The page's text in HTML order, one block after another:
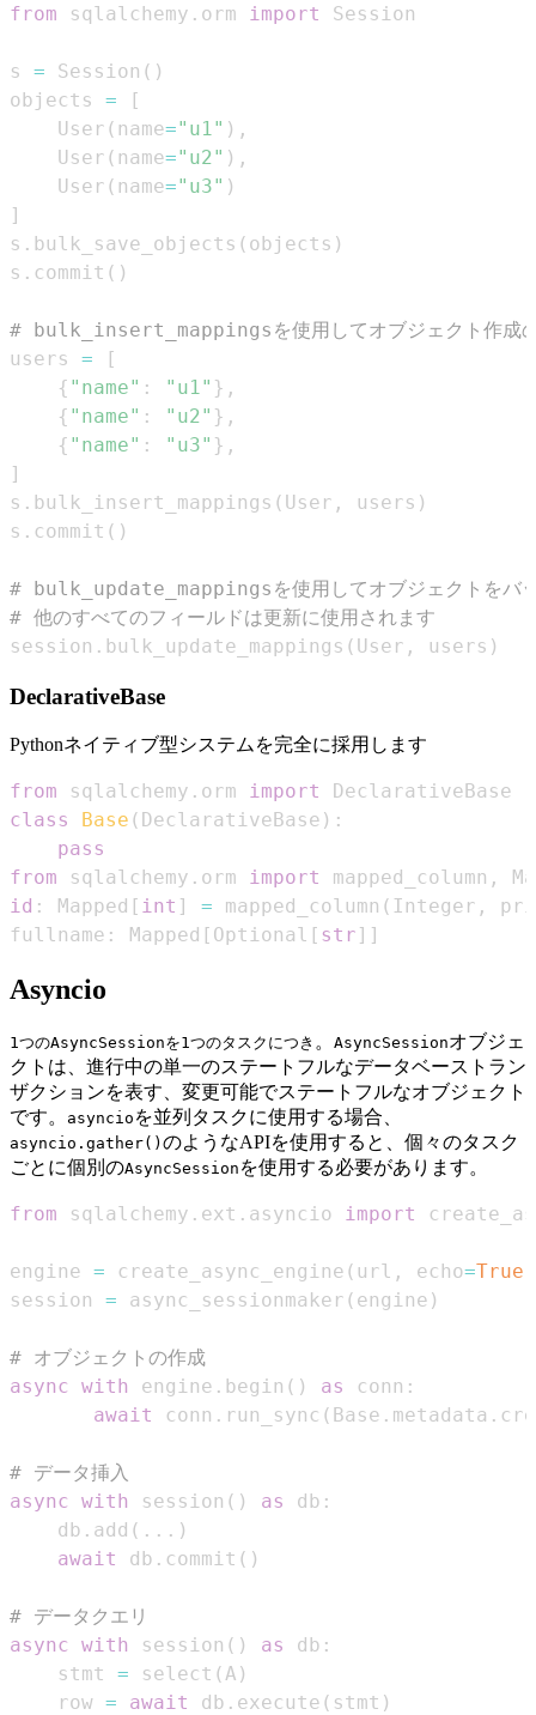
from sqlalchemy . orm import
s = Session ( )
objects =
[
    User
( name="u1" ) ,
    User
( name="u2" ) ,
    User
( name="u3" )
]
s . bulk_save_objects ( objects )
s . commit ( )
# bulk_insert_mappingsを使用してオブジェクト作成の
users =
[
{ "name" : "u1" } ,
{ "name" : "u2" } ,
{ "name" : "u3" } ,
]
s . bulk_insert_mappings ( User , users )
s . commit ( )
# bulk_update_mappingsを使用してオブジェクトをバ
# 他のすべてのフィールドは更新に使用されます
session . bulk_update_mappings ( User , users )
DeclarativeBase
Pythonネイティブ型システムを完全に採用します
from sqlalchemy . orm import
class
Base ( DeclarativeBase ) :
pass
from sqlalchemy . orm import mapped_column ,
id : Mapped [ int ] = mapped_column ( Integer ,
fullname : Mapped [ Optional [ str ] ]
Asyncio
1つのAsyncSessionを1つのタスクにつき 。 AsyncSessionオブジェ
クトは、進行中の単一のステートフルなデータベーストラン
ザクションを表す、変更可能でステートフルなオブジェクト
です。
asyncio を並列タスクに使用する場合、
asyncio.gather() のようなAPIを使用すると、個々のタスク
ごとに個別のAsyncSession を使用する必要があります。
from sqlalchemy . ext . asyncio import
engine = create_async_engine ( url , echo=True
session = async_sessionmaker ( engine )
# オブジェクトの作成
async with engine . begin ( ) as conn :
await
conn . run_sync ( Base . metadata .
# データ挿入
async with session ( ) as db :
    db
. add ( . . . )
await
db . commit ( )
# データクエリ
async with session ( ) as db :
    stmt
= select ( A )
    row
= await db . execute ( stmt )